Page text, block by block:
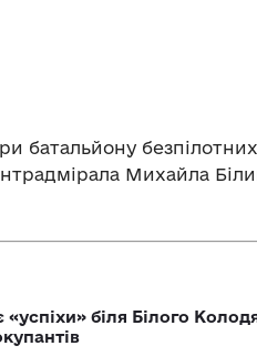
батальйону
Михайла
біля Білого